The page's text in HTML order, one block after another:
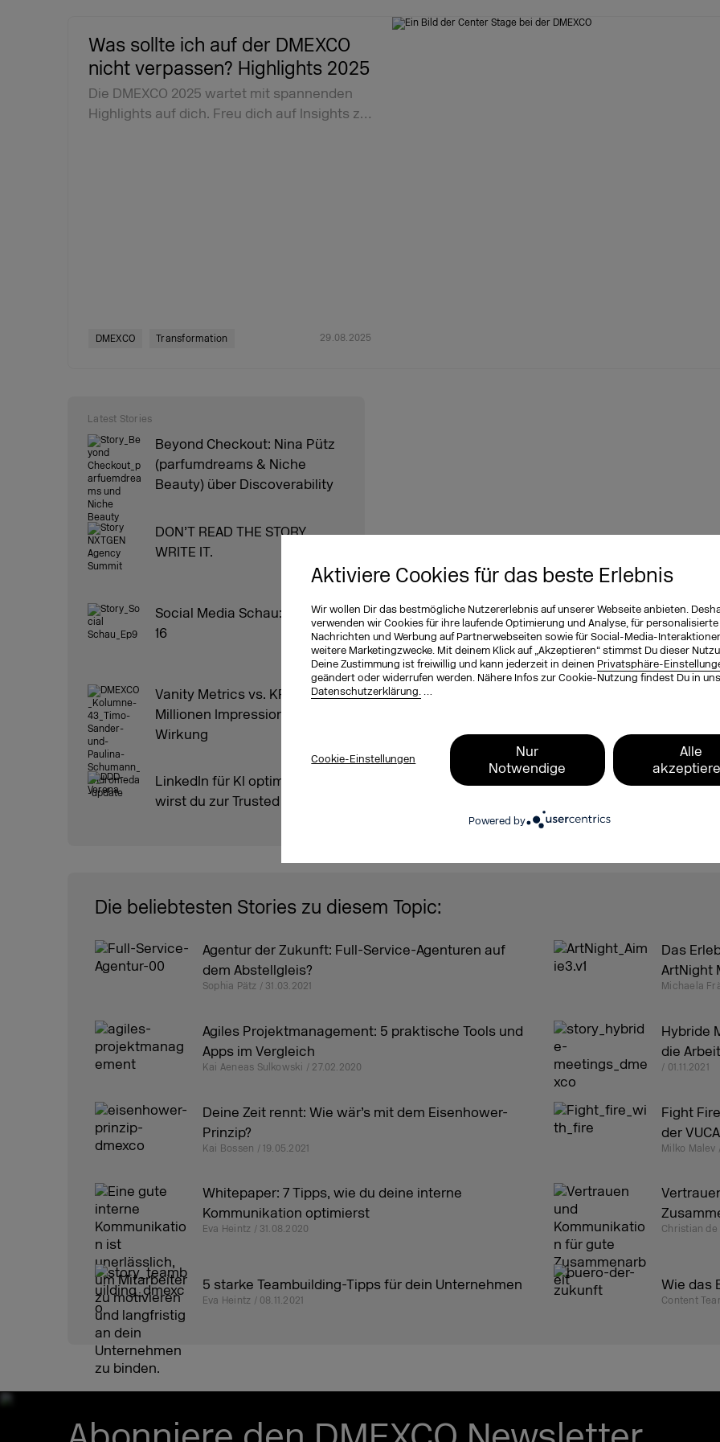
Aktiviere Cookies für das beste Erlebnis
Wir wollen Dir das bestmögliche Nutzererlebnis auf unserer Webseite anbieten.
verwenden wir Cookies für ihre laufende Optimierung und Analyse, für personalisierte
Nachrichten und Werbung auf Partnerwebseiten sowie für Social-Media-
weitere Marketingzwecke. Mit deinem Klick auf „Akzeptieren“ stimmst Du dieser
Deine Zustimmung ist freiwillig und kann jederzeit in deinen Privatsphäre-
geändert oder widerrufen werden. Nähere Infos zur Cookie-Nutzung findest Du in
Datenschutzerklärung. …
Cookie-Einstellungen
Nur
Notwendige
Alle
Powered by
Was sollte ich auf der DMEXCO
nicht verpassen? Highlights 2025
Die DMEXCO 2025 wartet mit spannenden
Highlights auf dich. Freu dich auf Insights z…
DMEXCO Transformation 29.08.2025
Latest Stories
Beyond Checkout: Nina Pütz
(parfumdreams & Niche
Beauty) über Discoverability
DON’T READ THE STORY.
WRITE IT.
Social Media Schau: Episode
16
Vanity Metrics vs. KPIs:
Millionen Impressionen, null
Wirkung
LinkedIn für KI optimieren: So
wirst du zur Trusted Source
Die beliebtesten Stories zu diesem Topic:
Agentur der Zukunft: Full-Service-Agenturen auf
dem Abstellgleis?
Sophia Pätz / 31.03.2021
Agiles Projektmanagement: 5 praktische Tools und
Apps im Vergleich
Kai Aeneas Sulkowski / 27.02.2020
Deine Zeit rennt: Wie wär’s mit dem Eisenhower-
Prinzip?
Kai Bossen / 19.05.2021
Whitepaper: 7 Tipps, wie du deine interne
Kommunikation optimierst
Eva Heintz / 31.08.2020
5 starke Teambuilding-Tipps für dein Unternehmen
Eva Heintz / 08.11.2021
Das
ArtNight
Michaela
Hybride
die
/ 01.11.2021
Fight
der
Milko Malev
Christian de
Wie das
Content